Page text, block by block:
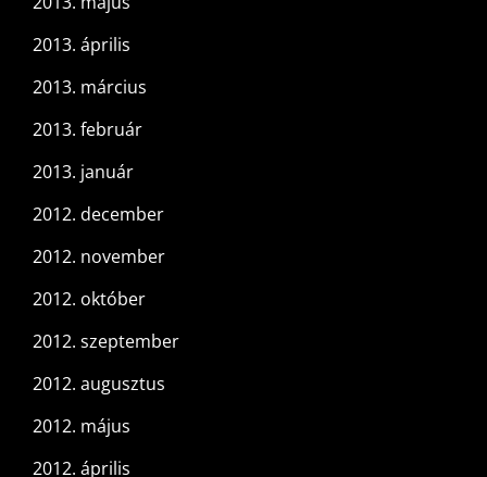
2013. április
2013. március
2013. február
2013. január
2012. december
2012. november
2012. október
2012. szeptember
2012. augusztus
2012. május
2012. április